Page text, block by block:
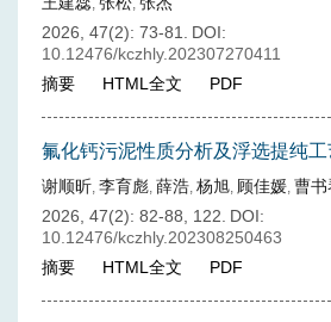
, ,
2026, 47(2): 73-81.
DOI:
10.12476/kczhly.202307270411
摘要
HTML全文 PDF
氟化钙污泥性质分析及浮选提纯工
谢顺昕, 李育彪, 薛浩, 杨旭, 顾佳媛, 曹书
2026, 47(2): 82-88, 122. DOI:
10.12476/kczhly.202308250463
摘要
HTML全文 PDF